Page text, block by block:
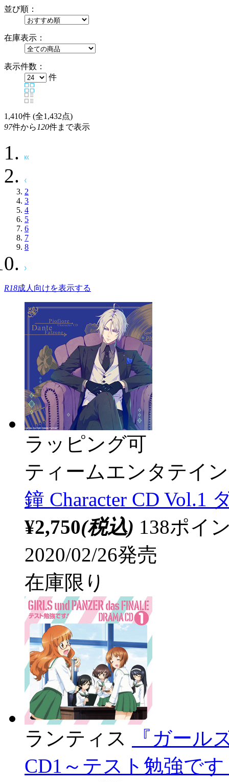
並び順：
在庫表示：
表示件数：
件
1,410件 (全1,432点)
97件から 120件まで表示
2
3
4
5
6
7
8
R18成人向けを表示する
ラッピング可
ティームエンタテイ
鐘 Character CD Vol.1
¥2,750(税込) 138ポイ
2020/02/26発売
在庫限り
ランティス
『ガール
CD1～テスト勉強で